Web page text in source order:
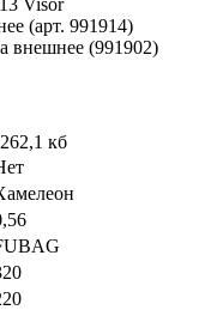
Visor
(арт. 991914)
внешнее (991902)
кб